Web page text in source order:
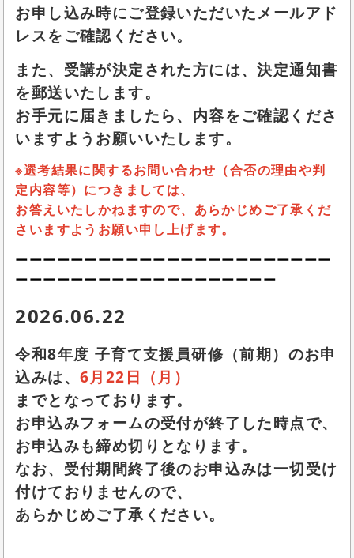
お申し込み時にご登録いただいたメールアド
レスをご確認ください。
また、受講が決定された方には、決定通知書
を郵送いたします。
お手元に届きましたら、内容をご確認くださ
いますようお願いいたします。
※選考結果に関するお問い合わせ（合否の理由や判
定内容等）につきましては、
お答えいたしかねますので、あらかじめご了承くだ
さいますようお願い申し上げます。
ーーーーーーーーーーーーーーーーーーーーーーー
ーーーーーーーーーーーーーーーーーーー
2026.06.22
令和8年度 子育て支援員研修（前期）のお申
込みは、6月22日（月）
までとなっております。
お申込みフォームの受付が終了した時点で、
お申込みも締め切りとなります。
なお、受付期間終了後のお申込みは一切受け
付けておりませんので、
あらかじめご了承ください。